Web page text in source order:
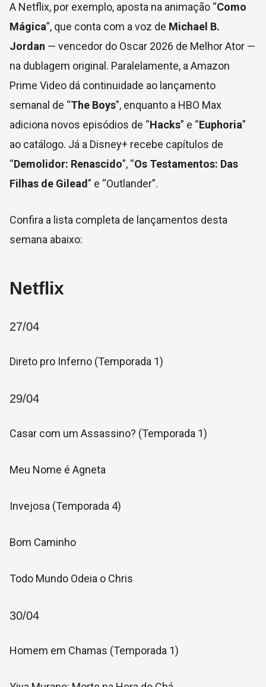
A Netflix, por exemplo, aposta na animação “Como
Mágica”, que conta com a voz de Michael B.
Jordan — vencedor do Oscar 2026 de Melhor Ator —
na dublagem original. Paralelamente, a Amazon
Prime Video dá continuidade ao lançamento
semanal de “The Boys”, enquanto a HBO Max
adiciona novos episódios de “Hacks” e “Euphoria”
ao catálogo. Já a Disney+ recebe capítulos de
“Demolidor: Renascido”, “Os Testamentos: Das
Filhas de Gilead” e “Outlander”.
Confira a lista completa de lançamentos desta
semana abaixo:
Netflix
27/04
Direto pro Inferno (Temporada 1)
29/04
Casar com um Assassino? (Temporada 1)
Meu Nome é Agneta
Invejosa (Temporada 4)
Bom Caminho
Todo Mundo Odeia o Chris
30/04
Homem em Chamas (Temporada 1)